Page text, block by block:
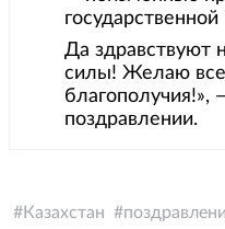
Да здравствуют
силы! Желаю
благополучия!»,
поздравлении.
Казахстан